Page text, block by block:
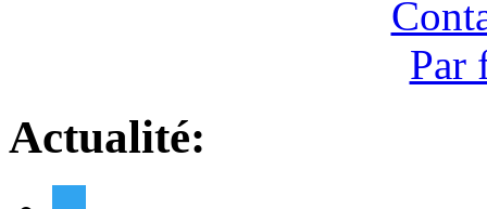
Par
Actualité: